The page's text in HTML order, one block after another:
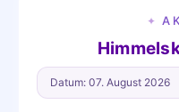
✦
Datum: 07. August 2026